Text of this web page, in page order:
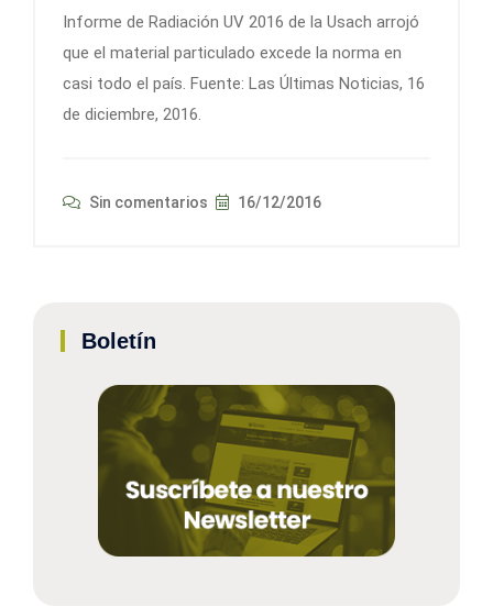
Informe de Radiación UV 2016 de la Usach arrojó
que el material particulado excede la norma en
casi todo el país. Fuente: Las Últimas Noticias, 16
de diciembre, 2016.
Sin comentarios 16/12/2016
Boletín